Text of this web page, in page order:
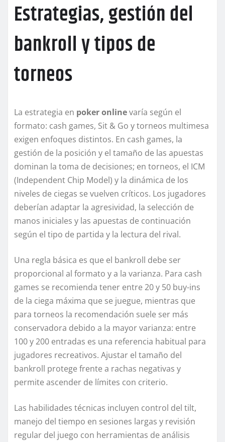
Estrategias, gestión del
bankroll y tipos de
torneos
La estrategia en poker onlinevaría según el
formato: cash games, Sit & Go y torneos multimesa
exigen enfoques distintos. En cash games, la
gestión de la posición y el tamaño de las apuestas
dominan la toma de decisiones; en torneos, el ICM
(Independent Chip Model) y la dinámica de los
niveles de ciegas se vuelven críticos. Los jugadores
deberían adaptar la agresividad, la selección de
manos iniciales y las apuestas de continuación
según el tipo de partida y la lectura del rival.
Una regla básica es que el bankroll debe ser
proporcional al formato y a la varianza. Para cash
games se recomienda tener entre 20 y 50 buy-ins
de la ciega máxima que se juegue, mientras que
para torneos la recomendación suele ser más
conservadora debido a la mayor varianza: entre
100 y 200 entradas es una referencia habitual para
jugadores recreativos. Ajustar el tamaño del
bankroll protege frente a rachas negativas y
permite ascender de límites con criterio.
Las habilidades técnicas incluyen control del tilt,
manejo del tiempo en sesiones largas y revisión
regular del juego con herramientas de análisis